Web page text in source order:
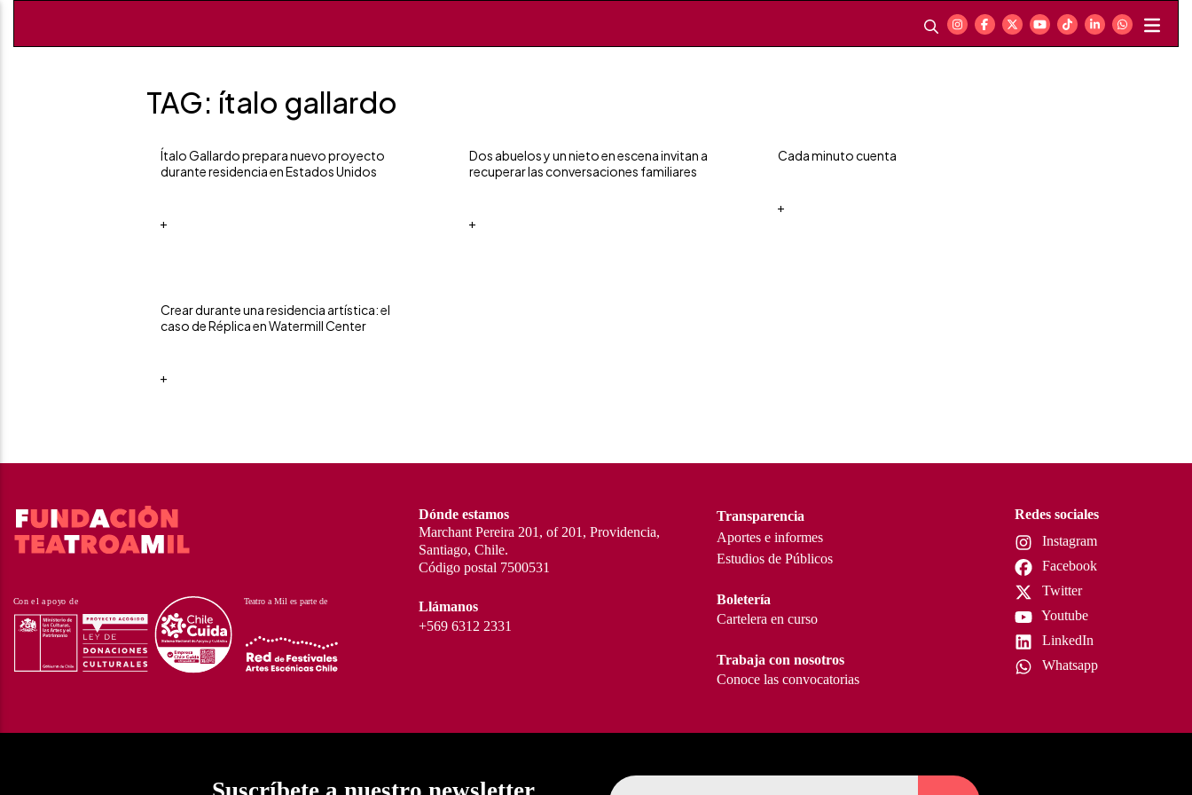
TAG: ítalo gallardo
Ítalo Gallardo prepara nuevo proyecto
durante residencia en Estados Unidos
+
Dos abuelos y un nieto en escena invitan a
recuperar las conversaciones familiares
+
Cada minuto cuenta
+
Crear durante una residencia artística: el
caso de Réplica en Watermill Center
+
Dónde estamos
Marchant Pereira 201, of 201, Providencia,
Santiago, Chile.
Código postal 7500531
Llámanos
+569 6312 2331
Transparencia
Aportes e informes
Estudios de Públicos
Boletería
Cartelera en curso
Trabaja con nosotros
Conoce las convocatorias
Redes sociales
Instagram
Facebook
Twitter
Youtube
LinkedIn
Whatsapp